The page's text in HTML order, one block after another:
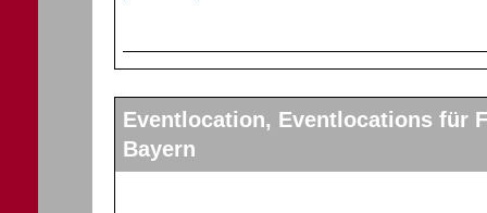
Eventlocation, Eventlocations für
Bayern